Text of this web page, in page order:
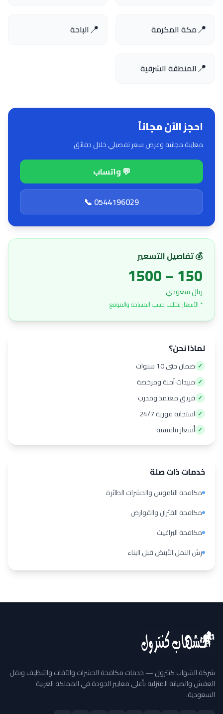
📍مكة المكرمة 📍الباحة
📍المنطقة الشرقية
احجز الآن مجاناً
معاينة مجانية وعرض سعر تفصيلي خلال دقائق
💬 واتساب
📞 0544196029
💰 تفاصيل التسعير
150 – 1500
ريال سعودي
* الأسعار تختلف حسب المساحة والموقع
لماذا نحن؟
✓ ضمان حتى 10 سنوات
✓ مبيدات آمنة ومرخصة
✓ فريق معتمد ومدرب
✓ استجابة فورية 24/7
✓ أسعار تنافسية
خدمات ذات صلة
مكافحة الناموس والحشرات الطائرة
مكافحة الفئران والقوارض
مكافحة البراغيث
رش النمل الأبيض قبل البناء
شركة الشهاب كنترول — خدمات مكافحة الحشرات والآفات والتنظيف ونقل
العفش والصيانة المنزلية بأعلى معايير الجودة في المملكة العربية
السعودية.